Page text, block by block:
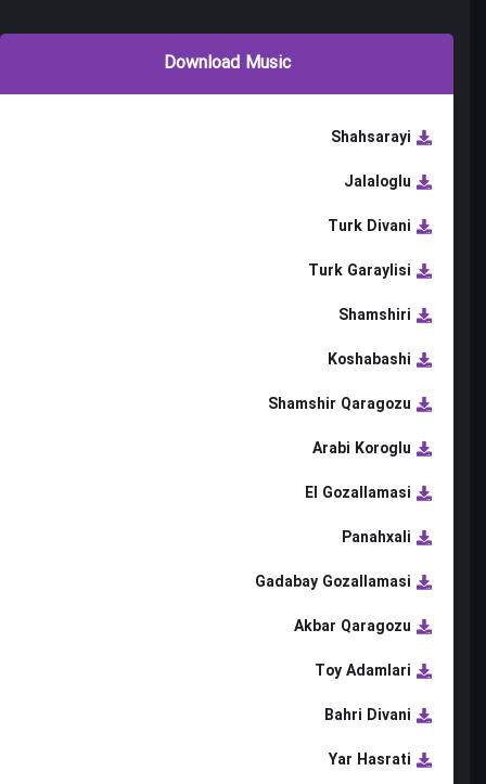
Download Music
Shahsarayi
Jalaloglu
Turk Divani
Turk Garaylisi
Shamshiri
Koshabashi
Shamshir Qaragozu
Arabi Koroglu
El Gozallamasi
Panahxali
Gadabay Gozallamasi
Akbar Qaragozu
Toy Adamlari
Bahri Divani
Yar Hasrati